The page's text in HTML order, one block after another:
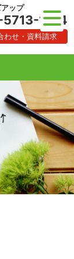
ップ
1184
わせ・資料請求